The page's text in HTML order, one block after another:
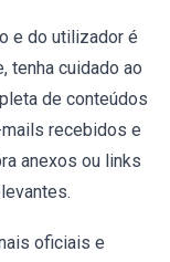
e do utilizador é
tenha cuidado ao
de conteúdos
recebidos e
anexos ou links
oficiais e